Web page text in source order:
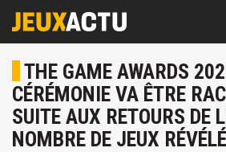
THE GAME AWARDS
CÉRÉMONIE VA ÊTRE
SUITE AUX RETOURS DE
NOMBRE DE JEUX RÉVÉLÉ